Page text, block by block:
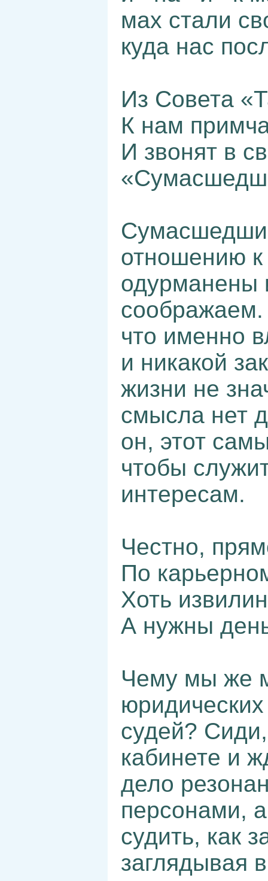
мах стали
куда нас
Из Совета
К нам
И звонят в
отношению к
одурманены
что именно
и никакой
жизни не
смысла нет
он, этот
чтобы
интересам.
Честно,
По
Хоть
А нужны
Чему мы же
судей?
кабинете и
дело
персонами,
судить, как
заглядывая